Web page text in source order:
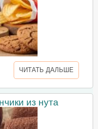
ЧИТАТЬ ДАЛЬШЕ
из нута